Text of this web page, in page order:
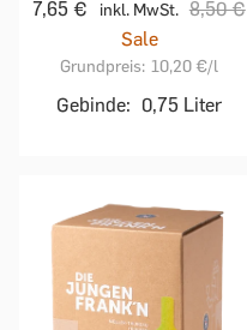
7,65 €
inkl. MwSt. 8,50 €
Sale
Grundpreis: 10,20 €/l
Gebinde: 0,75 Liter